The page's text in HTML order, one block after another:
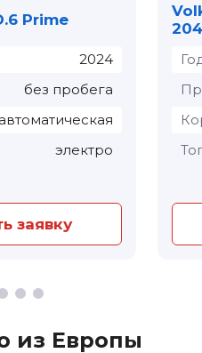
Volkswagen ID.6 Prime
2024
без пробега
автоматическая
электро
заявку
из Европы